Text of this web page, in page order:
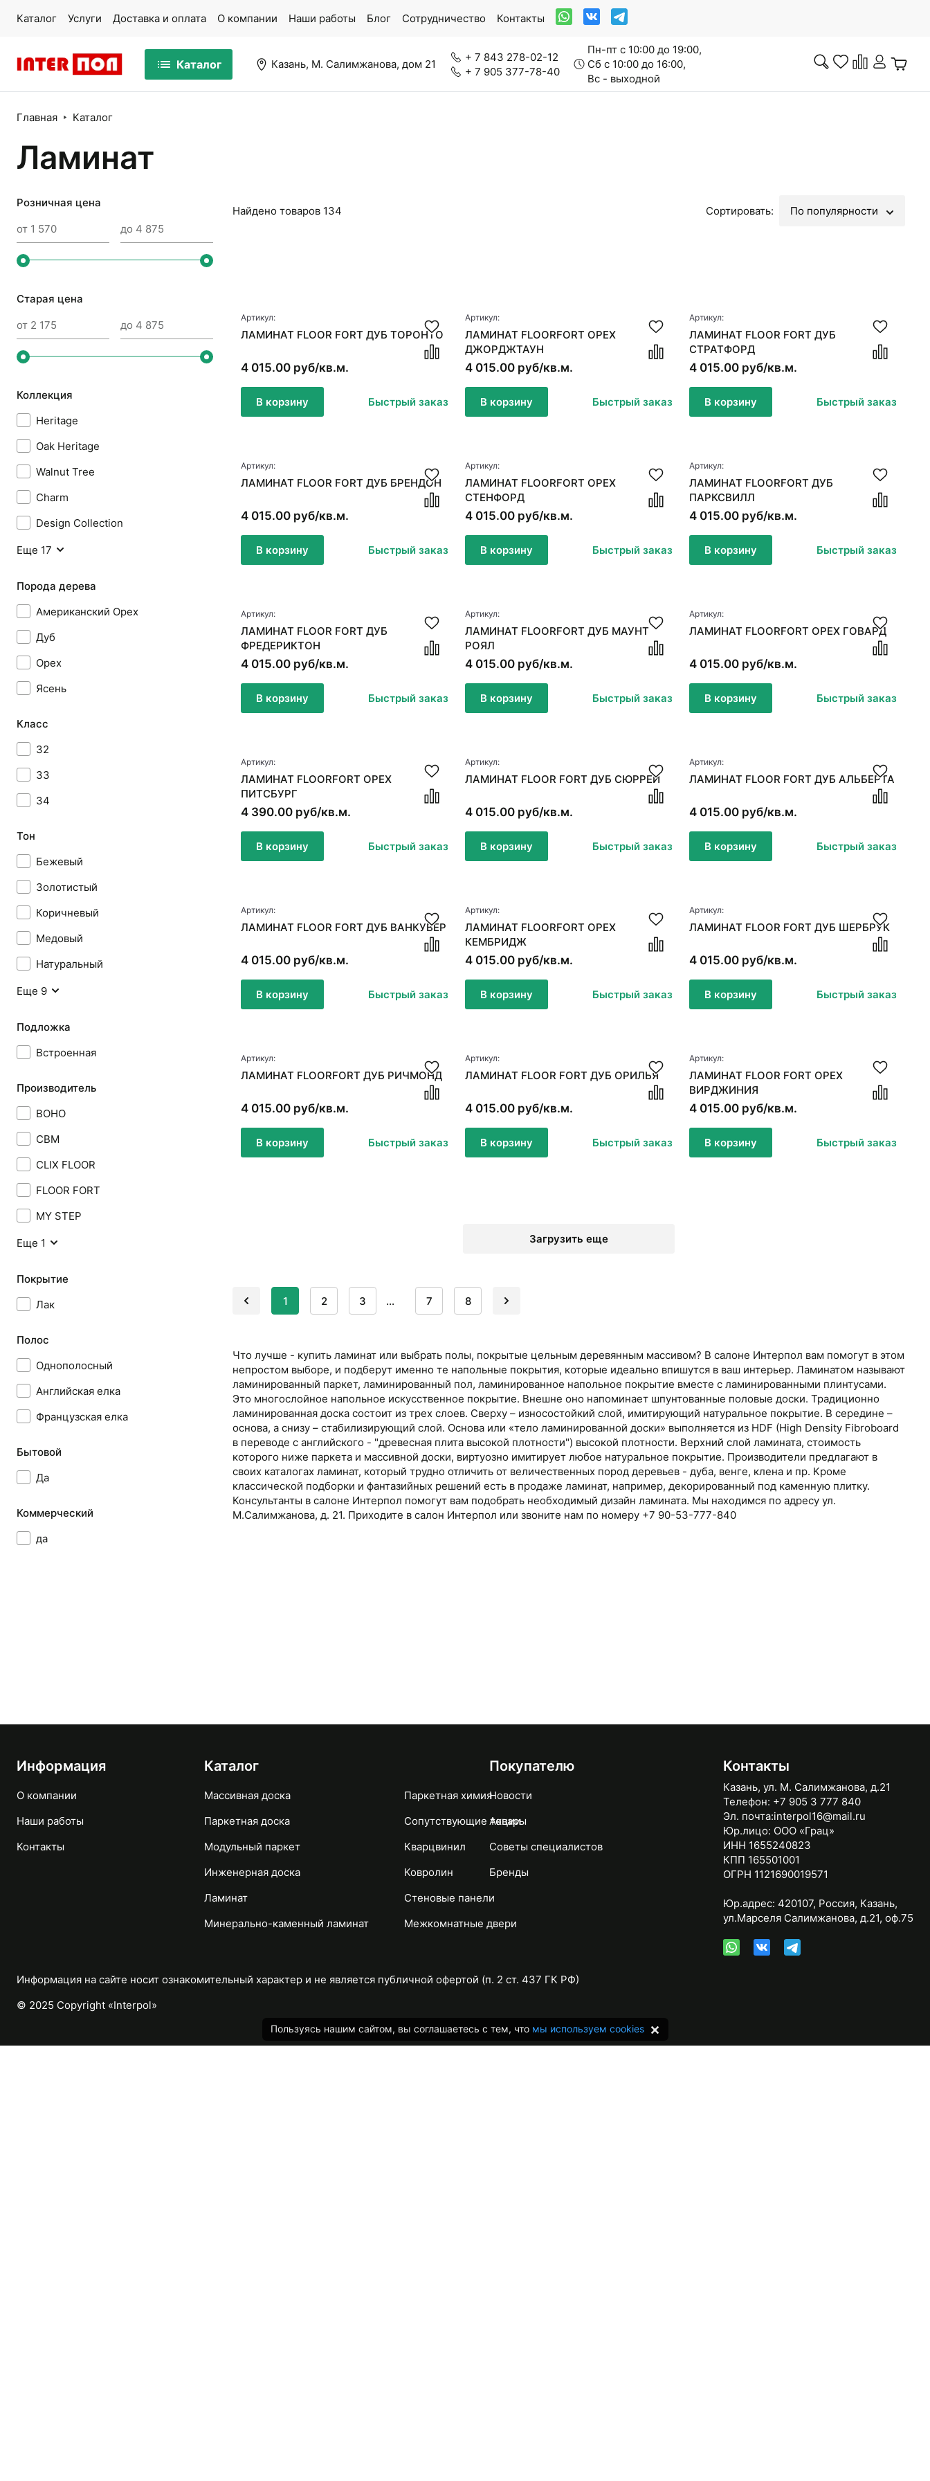
Каталог Услуги Доставка и оплата О компании Наши работы Блог Сотрудничество Контакты
Каталог Казань, М. Салимжанова, дом 21
+ 7 843 278-02-12
+ 7 905 377-78-40
Пн-пт с 10:00 до 19:00,
Сб с 10:00 до 16:00,
Вс - выходной
Минерально-каменный ламинат Сопутствующие товары
Кварцвинил
Главная Каталог
Ламинат
Розничная цена
Старая цена
Коллекция
Heritage
Oak Heritage
Walnut Tree
Charm
Design Collection
Еще 17
Порода дерева
Американский Орех
Дуб
Орех
Ясень
Класс
32
33
34
Тон
Бежевый
Золотистый
Коричневый
Медовый
Натуральный
Еще 9
Подложка
Встроенная
Производитель
BOHO
CBM
CLIX FLOOR
FLOOR FORT
MY STEP
Еще 1
Покрытие
Лак
Полос
Однополосный
Английская елка
Французская елка
Бытовой
Да
Коммерческий
да
Найдено товаров 134 Сортировать: По популярности
Артикул:
ЛАМИНАТ FLOOR FORT ДУБ ТОРОНТО
4 015.00 руб/кв.м.
В корзину Быстрый заказ
Артикул:
ЛАМИНАТ FLOORFORT ОРЕХ
ДЖОРДЖТАУН
4 015.00 руб/кв.м.
В корзину Быстрый заказ
Артикул:
ЛАМИНАТ FLOOR FORT ДУБ
СТРАТФОРД
4 015.00 руб/кв.м.
В корзину Быстрый заказ
Артикул:
ЛАМИНАТ FLOOR FORT ДУБ БРЕНДОН
4 015.00 руб/кв.м.
В корзину Быстрый заказ
Артикул:
ЛАМИНАТ FLOORFORT ОРЕХ
СТЕНФОРД
4 015.00 руб/кв.м.
В корзину Быстрый заказ
Артикул:
ЛАМИНАТ FLOORFORT ДУБ
ПАРКСВИЛЛ
4 015.00 руб/кв.м.
В корзину Быстрый заказ
Артикул:
ЛАМИНАТ FLOOR FORT ДУБ
ФРЕДЕРИКТОН
4 015.00 руб/кв.м.
В корзину Быстрый заказ
Артикул:
ЛАМИНАТ FLOORFORT ДУБ МАУНТ
РОЯЛ
4 015.00 руб/кв.м.
В корзину Быстрый заказ
Артикул:
ЛАМИНАТ FLOORFORT ОРЕХ ГОВАРД
4 015.00 руб/кв.м.
В корзину Быстрый заказ
Артикул:
ЛАМИНАТ FLOORFORT ОРЕХ
ПИТСБУРГ
4 390.00 руб/кв.м.
В корзину Быстрый заказ
Артикул:
ЛАМИНАТ FLOOR FORT ДУБ СЮРРЕЙ
4 015.00 руб/кв.м.
В корзину Быстрый заказ
Артикул:
ЛАМИНАТ FLOOR FORT ДУБ АЛЬБЕРТА
4 015.00 руб/кв.м.
В корзину Быстрый заказ
Артикул:
ЛАМИНАТ FLOOR FORT ДУБ ВАНКУВЕР
4 015.00 руб/кв.м.
В корзину Быстрый заказ
Артикул:
ЛАМИНАТ FLOORFORT ОРЕХ
КЕМБРИДЖ
4 015.00 руб/кв.м.
В корзину Быстрый заказ
Артикул:
ЛАМИНАТ FLOOR FORT ДУБ ШЕРБРУК
4 015.00 руб/кв.м.
В корзину Быстрый заказ
Артикул:
ЛАМИНАТ FLOORFORT ДУБ РИЧМОНД
4 015.00 руб/кв.м.
В корзину Быстрый заказ
Артикул:
ЛАМИНАТ FLOOR FORT ДУБ ОРИЛЬЯ
4 015.00 руб/кв.м.
В корзину Быстрый заказ
Артикул:
ЛАМИНАТ FLOOR FORT ОРЕХ
ВИРДЖИНИЯ
4 015.00 руб/кв.м.
В корзину Быстрый заказ
Загрузить еще
1 2 3 ... 7 8
Что лучше - купить ламинат или выбрать полы, покрытые цельным деревянным массивом? В салоне Интерпол вам помогут в этом
непростом выборе, и подберут именно те напольные покрытия, которые идеально впишутся в ваш интерьер. Ламинатом называют
ламинированный паркет, ламинированный пол, ламинированное напольное покрытие вместе с ламинированными плинтусами.
Это многослойное напольное искусственное покрытие. Внешне оно напоминает шпунтованные половые доски. Традиционно
ламинированная доска состоит из трех слоев. Сверху – износостойкий слой, имитирующий натуральное покрытие. В середине –
основа, а снизу – стабилизирующий слой. Основа или «тело ламинированной доски» выполняется из HDF (High Density Fibroboard
в переводе с английского - "древесная плита высокой плотности") высокой плотности. Верхний слой ламината, стоимость
которого ниже паркета и массивной доски, виртуозно имитирует любое натуральное покрытие. Производители предлагают в
своих каталогах ламинат, который трудно отличить от величественных пород деревьев - дуба, венге, клена и пр. Кроме
классической подборки и фантазийных решений есть в продаже ламинат, например, декорированный под каменную плитку.
Консультанты в салоне Интерпол помогут вам подобрать необходимый дизайн ламината. Мы находимся по адресу ул.
М.Салимжанова, д. 21. Приходите в салон Интерпол или звоните нам по номеру +7 90-53-777-840
Информация
О компании
Наши работы
Контакты
Каталог
Массивная доска
Паркетная доска
Модульный паркет
Инженерная доска
Ламинат
Минерально-каменный ламинат
Паркетная химия
Сопутствующие товары
Кварцвинил
Ковролин
Стеновые панели
Межкомнатные двери
Покупателю
Новости
Акции
Советы специалистов
Бренды
Контакты
Казань, ул. М. Салимжанова, д.21
Телефон: +7 905 3 777 840
Эл. почта:interpol16@mail.ru
Юр.лицо: ООО «Грац»
ИНН 1655240823
КПП 165501001
ОГРН 1121690019571
Юр.адрес: 420107, Россия, Казань,
ул.Марселя Салимжанова, д.21, оф.75
Информация на сайте носит ознакомительный характер и не является публичной офертой (п. 2 ст. 437 ГК РФ)
© 2025 Copyright «Interpol»
Пользуясь нашим сайтом, вы соглашаетесь с тем, что мы используем cookies